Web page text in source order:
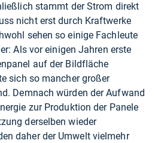
stammt der Strom direkt
nicht erst durch Kraftwerke
sehen so einige Fachleute
Als vor einigen Jahren erste
auf der Bildfläche
sich so mancher großer
Demnach würden der Aufwand
zur Produktion der Panele
derselben wieder
daher der Umwelt vielmehr